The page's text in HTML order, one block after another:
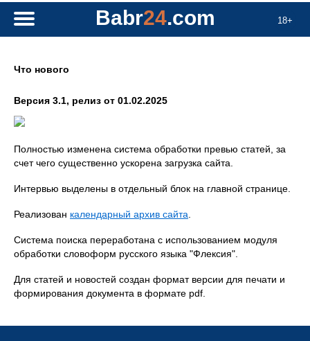
18+
Babr24.com
Что нового
Версия 3.1, релиз от 01.02.2025
Полностью изменена система обработки превью статей, за
счет чего существенно ускорена загрузка сайта.
Интервью выделены в отдельный блок на главной странице.
Реализован календарный архив сайта
Система поиска переработана с использованием модуля
обработки словоформ русского языка "Флексия".
Для статей и новостей создан формат версии для печати и
формирования документа в формате pdf.